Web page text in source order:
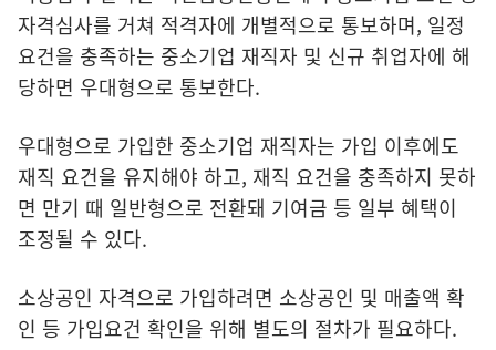
자격심사를 거쳐 적격자에 개별적으로 통보하며, 일정
요건을 충족하는 중소기업 재직자 및 신규 취업자에 해
당하면 우대형으로 통보한다.
우대형으로 가입한 중소기업 재직자는 가입 이후에도
재직 요건을 유지해야 하고, 재직 요건을 충족하지 못하
면 만기 때 일반형으로 전환돼 기여금 등 일부 혜택이
조정될 수 있다.
소상공인 자격으로 가입하려면 소상공인 및 매출액 확
인 등 가입요건 확인을 위해 별도의 절차가 필요하다.